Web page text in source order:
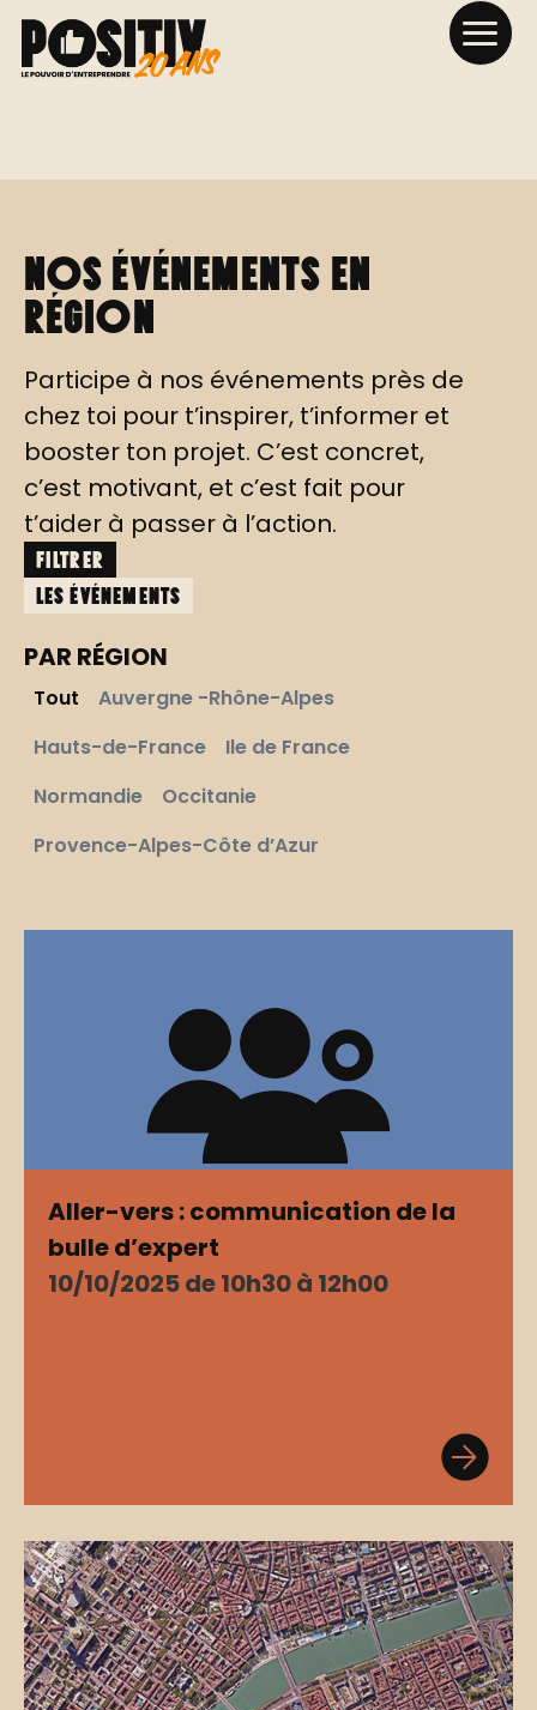
Nos événements en
région
Participe à nos événements près de
chez toi pour t’inspirer, t’informer et
booster ton projet. C’est concret,
c’est motivant, et c’est fait pour
t’aider à passer à l’action.
FILTRER
les événements
PAR RÉGION
Auvergne -Rhône-Alpes
Hauts-de-France
Ile de France
Normandie
Occitanie
Provence-Alpes-Côte d’Azur
Tout
Aller-vers : communication de la
bulle d’expert
10/10/2025 de 10h30 à 12h00